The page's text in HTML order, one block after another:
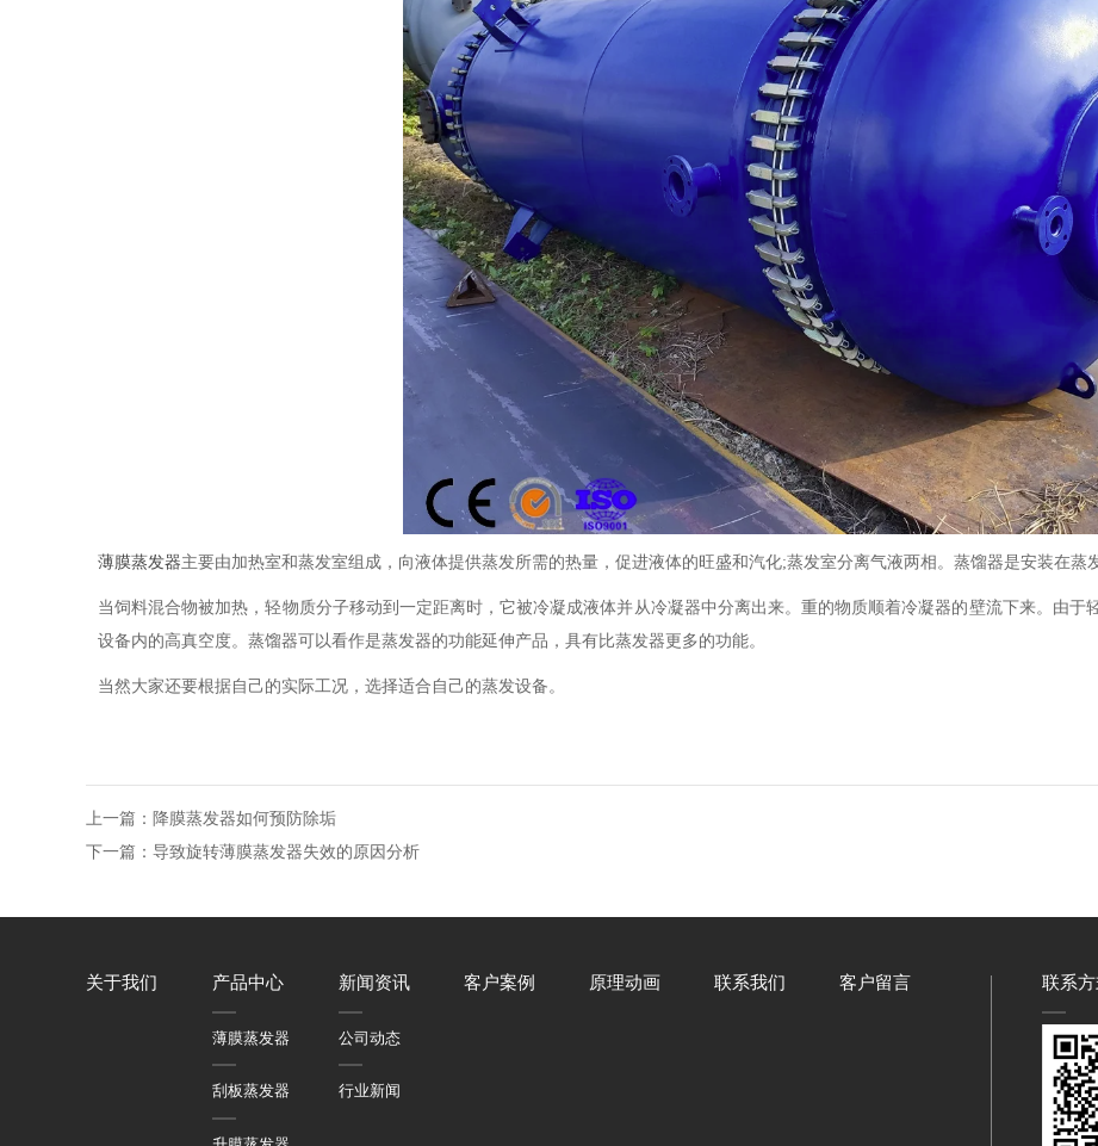
薄膜蒸发器主要由加热室和蒸发室组成，向液体提供蒸发所需的热量，促进液体的旺盛和汽化;蒸发室分离气液两相。蒸馏器是安装在蒸
当饲料混合物被加热，轻物质分子移动到一定距离时，它被冷凝成液体并从冷凝器中分离出来。重的物质顺着冷凝器的壁流下来。由
设备内的高真空度。蒸馏器可以看作是蒸发器的功能延伸产品，具有比蒸发器更多的功能。
当然大家还要根据自己的实际工况，选择适合自己的蒸发设备。
上一篇：降膜蒸发器如何预防除垢
下一篇：导致旋转薄膜蒸发器失效的原因分析
关于我们 产品中心
薄膜蒸发器
刮板蒸发器
新闻资讯
公司动态
行业新闻
客户案例 原理动画 联系我们 客户留言 联系